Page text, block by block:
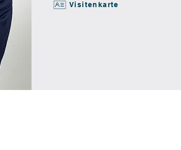
Visitenkarte